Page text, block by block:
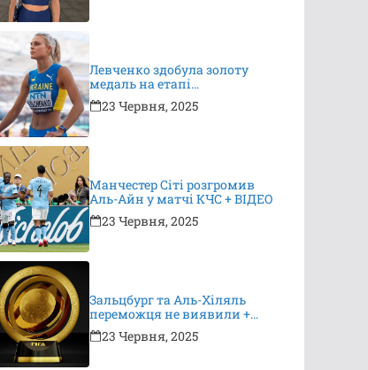
Левченко здобула золоту
медаль на етапі
Континентального туру
23 Червня, 2025
Манчестер Сіті розгромив
Аль-Айн у матчі КЧС + ВІДЕО
23 Червня, 2025
Зальцбург та Аль-Хіляль
переможця не виявили +
ВІДЕО
23 Червня, 2025